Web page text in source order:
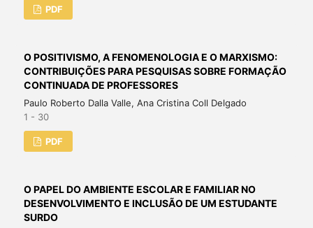
PDF
O POSITIVISMO, A FENOMENOLOGIA E O MARXISMO:
CONTRIBUIÇÕES PARA PESQUISAS SOBRE FORMAÇÃO
CONTINUADA DE PROFESSORES
Paulo Roberto Dalla Valle, Ana Cristina Coll Delgado
1 - 30
PDF
O PAPEL DO AMBIENTE ESCOLAR E FAMILIAR NO
DESENVOLVIMENTO E INCLUSÃO DE UM ESTUDANTE
SURDO